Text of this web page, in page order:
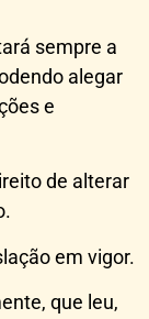
sempre a
alegar
e
de alterar
em vigor.
que leu,